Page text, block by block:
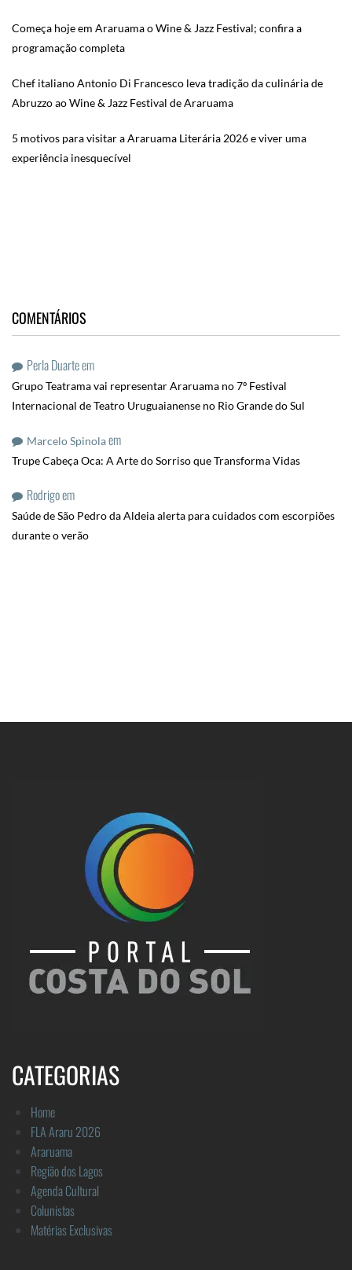
Começa hoje em Araruama o Wine & Jazz Festival; confira a
programação completa
Chef italiano Antonio Di Francesco leva tradição da culinária de
Abruzzo ao Wine & Jazz Festival de Araruama
5 motivos para visitar a Araruama Literária 2026 e viver uma
experiência inesquecível
COMENTÁRIOS
Perla Duarteem
Grupo Teatrama vai representar Araruama no 7º Festival
Internacional de Teatro Uruguaianense no Rio Grande do Sul
Marcelo Spinolaem
Trupe Cabeça Oca: A Arte do Sorriso que Transforma Vidas
Rodrigoem
Saúde de São Pedro da Aldeia alerta para cuidados com escorpiões
durante o verão
CATEGORIAS
Home
FLA Araru 2026
Araruama
Região dos Lagos
Agenda Cultural
Colunistas
Matérias Exclusivas